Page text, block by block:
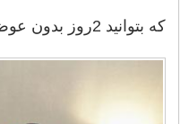
كه بتوانيد 2روز بدون عوض كردن، بپوشيد.